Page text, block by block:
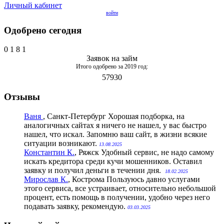
Личный кабинет
войти
Одобрено сегодня
0 1 8 1
Заявок на займ
Итого одобрено за 2019 год:
57930
Отзывы
Ваня , Санкт-Петербург Хорошая подборка, на
аналогичных сайтах я ничего не нашел, у вас быстро
нашел, что искал. Запомню ваш сайт, в жизни всякие
ситуации возникают. 13.08.2025
Константин К., Ряжск Удобный сервис, не надо самому
искать кредитора среди кучи мошенников. Оставил
заявку и получил деньги в течении дня.
18.02.2025
Мирослав К., Кострома Пользуюсь давно услугами
этого сервиса, все устраивает, относительно небольшой
процент, есть помощь в получении, удобно через него
подавать заявку, рекомендую. 03.03.2025